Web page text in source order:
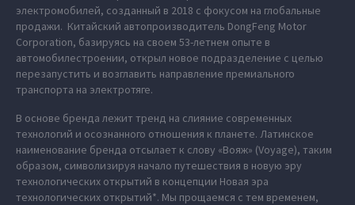
электромобилей, созданный в 2018 с фокусом на глобальные
продажи. Китайский автопроизводитель DongFeng Motor
Corporation, базируясь на своем 53-летнем опыте в
автомобилестроении, открыл новое подразделение с целью
перезапустить и возглавить направление премиального
транспорта на электротяге.
В основе бренда лежит тренд на слияние современных
технологий и осознанного отношения к планете. Латинское
наименование бренда отсылает к слову «Вояж» (Voyage), таким
образом, символизируя начало путешествия в новую эру
технологических открытий в концепции Новая эра
технологических открытий*. Мы прощаемся с тем временем,